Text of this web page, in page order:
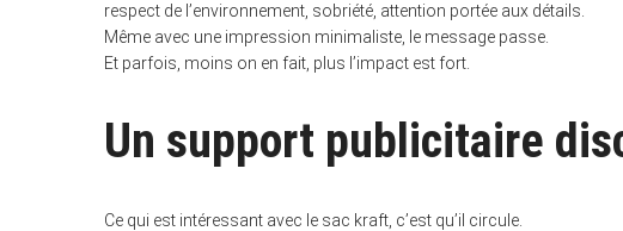
respect de l’environnement, sobriété, attention portée aux détails.
Même avec une impression minimaliste, le message passe.
Et parfois, moins on en fait, plus l’impact est fort.
Un support publicitaire
Ce qui est intéressant avec le sac kraft, c’est qu’il circule.